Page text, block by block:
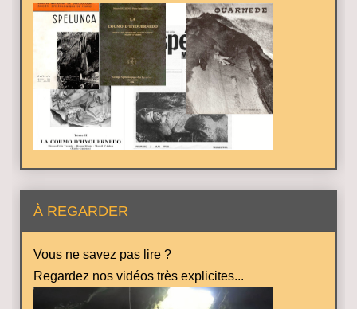
À REGARDER
Vous ne savez pas lire ?
Regardez nos vidéos très explicites...